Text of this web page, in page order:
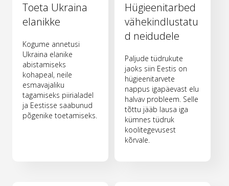
Toeta Ukraina
elanikke
Kogume annetusi
Ukraina elanike
abistamiseks
kohapeal, neile
esmavajaliku
tagamiseks piirialadel
ja Eestisse saabunud
põgenike toetamiseks.
Hügieenitarbed
vähekindlustatu
d neidudele
Paljude tüdrukute
jaoks siin Eestis on
hügieenitarvete
nappus igapäevast elu
halvav probleem. Selle
tõttu jääb lausa iga
kümnes tüdruk
koolitegevusest
kõrvale.